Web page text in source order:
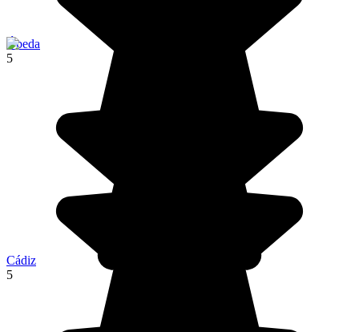
Úbeda
5
Cádiz
5